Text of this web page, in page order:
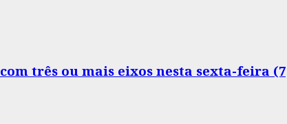
três ou mais eixos nesta sexta-feira